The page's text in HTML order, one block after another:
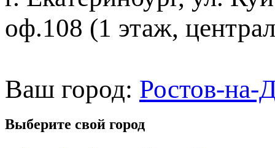
оф.108 (1 этаж,
Ваш город: Ростов-на-
Выберите свой город